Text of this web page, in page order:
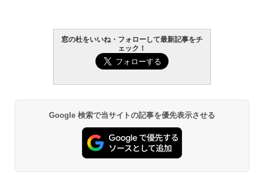
Amazon Kindle - 目に優しい、かさばら
ない、大きな画面で読みやすい、6週間持
続バッテリー、6インチディスプレイ電子
￥19,980
Kindle Paperwhite シグニチャーエディ
ション (32GB) 7インチディスプレイ、明
窓の杜をいいね・フォローして最新記事をチ
ェック！
Google 検索で当サイトの記事を優先表示させる